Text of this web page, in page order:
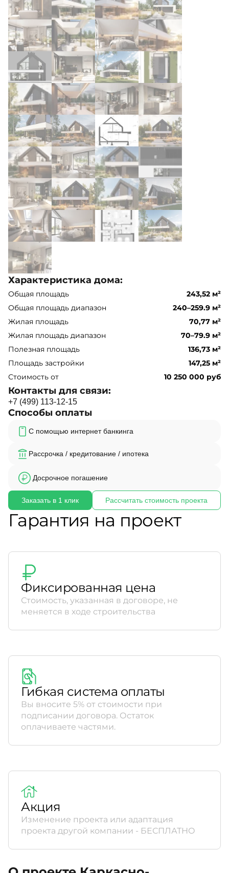
Характеристика дома:
Общая площадь
243,52 м²
Общая площадь диапазон
240–259.9 м²
Жилая площадь
70,77 м²
Жилая площадь диапазон
70–79.9 м²
Полезная площадь
136,73 м²
Площадь застройки
147,25 м²
Стоимость от
10 250 000 руб
Контакты для связи:
+7 (499) 113-12-15
Способы оплаты
С помощью интернет банкинга
Рассрочка / кредитование / ипотека
Досрочное погашение
Заказать в 1 клик Рассчитать стоимость проекта
Гарантия на проект
Фиксированная цена
Стоимость, указанная в договоре, не
меняется в ходе строительства
Гибкая система оплаты
Вы вносите 5% от стоимости при
подписании договора. Остаток
оплачиваете частями.
Акция
Изменение проекта или адаптация
проекта другой компании - БЕСПЛАТНО